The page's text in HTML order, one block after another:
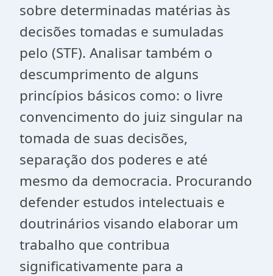
sobre determinadas matérias às
decisões tomadas e sumuladas
pelo (STF). Analisar também o
descumprimento de alguns
princípios básicos como: o livre
convencimento do juiz singular na
tomada de suas decisões,
separação dos poderes e até
mesmo da democracia. Procurando
defender estudos intelectuais e
doutrinários visando elaborar um
trabalho que contribua
significativamente para a